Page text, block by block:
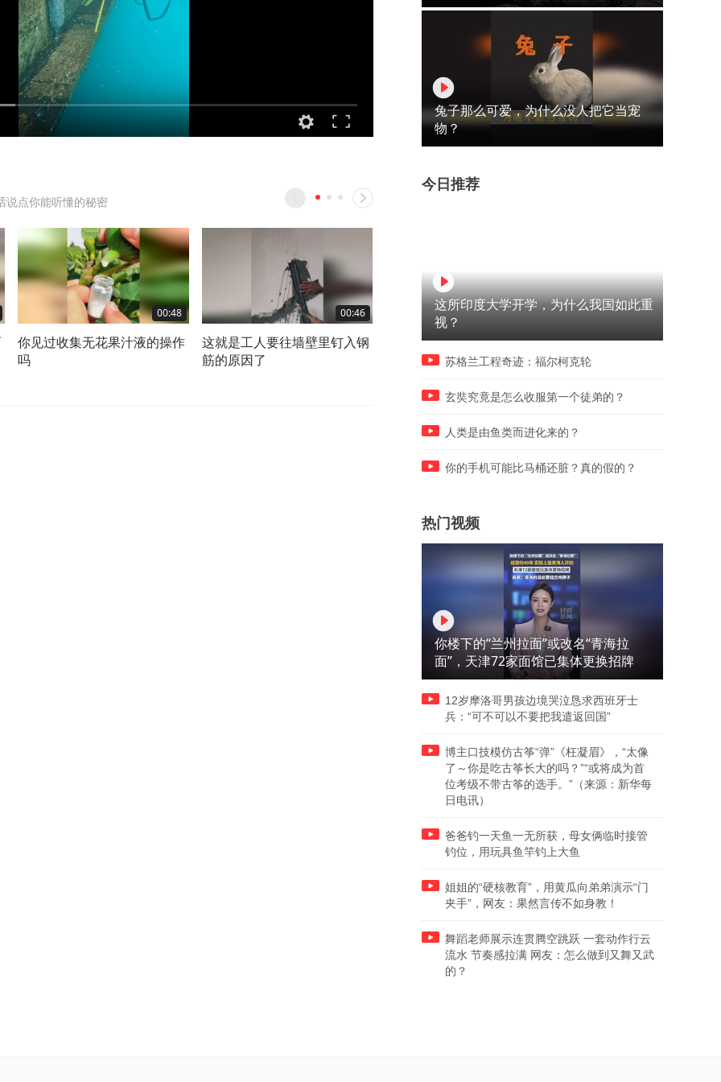
说点你能听懂的秘密
00:48
你见过收集无花果汁液的操作
吗
00:46
这就是工人要往墙壁里钉入钢
筋的原因了
01:19
这就是吊车已经把混凝土柱送
到位置还不敢直接放下得原因
这就是修铁轨不用电焊机把
桶两千度钢水倒进缝里的原
兔子那么可爱，为什么没人把它当宠
物？
今日推荐
这所印度大学开学，为什么我国如此重
视？
苏格兰工程奇迹：福尔柯克轮
玄奘究竟是怎么收服第一个徒弟的？
人类是由鱼类而进化来的？
你的手机可能比马桶还脏？真的假的？
热门视频
你楼下的“兰州拉面”或改名“青海拉
面”，天津72家面馆已集体更换招牌
12岁摩洛哥男孩边境哭泣恳求西班牙士
兵：“可不可以不要把我遣返回国”
博主口技模仿古筝“弹”《枉凝眉》，“太像
了～你是吃古筝长大的吗？”“或将成为首
位考级不带古筝的选手。”（来源：新华每
日电讯）
爸爸钓一天鱼一无所获，母女俩临时接管
钓位，用玩具鱼竿钓上大鱼
姐姐的“硬核教育”，用黄瓜向弟弟演示“门
夹手”，网友：果然言传不如身教！
舞蹈老师展示连贯腾空跳跃 一套动作行云
流水 节奏感拉满 网友：怎么做到又舞又武
的？